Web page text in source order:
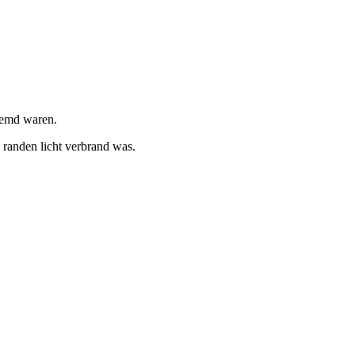
waren.
licht verbrand was.